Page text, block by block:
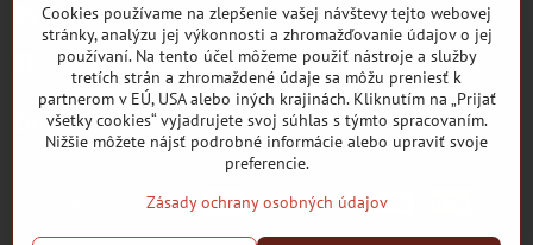
Pridajte sa k nám
Facebook
Dôležité odkazy
Cookies používame na zlepšenie vašej návštevy tejto webovej
stránky, analýzu jej výkonnosti a zhromažďovanie údajov o jej
používaní. Na tento účel môžeme použiť nástroje a služby
tretích strán a zhromaždené údaje sa môžu preniesť k
partnerom v EÚ, USA alebo iných krajinách. Kliknutím na „Prijať
všetky cookies“ vyjadrujete svoj súhlas s týmto spracovaním.
Nižšie môžete nájsť podrobné informácie alebo upraviť svoje
preferencie.
Zásady ochrany osobných údajov